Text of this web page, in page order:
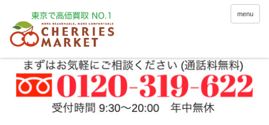
menu